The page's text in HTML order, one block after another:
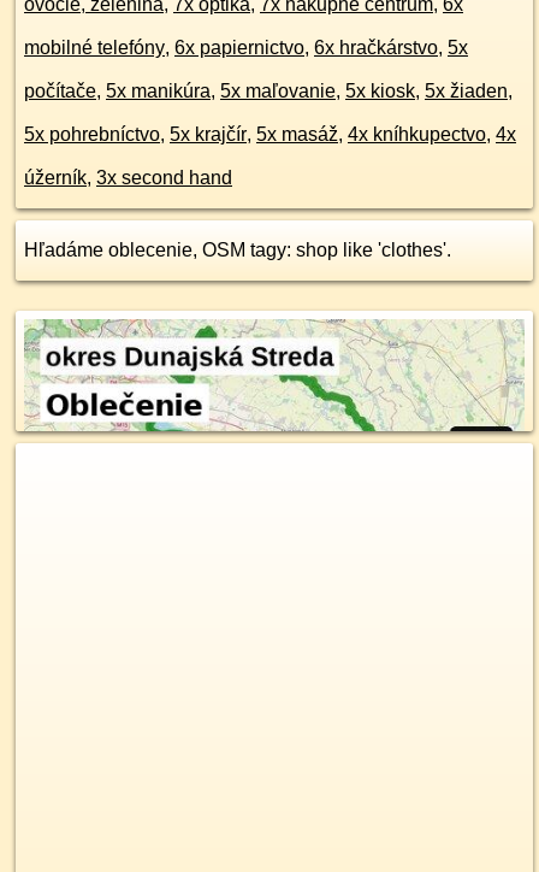
ovocie, zelenina, 7x optika, 7x nákupné centrum, 6x
mobilné telefóny, 6x papiernictvo, 6x hračkárstvo, 5x
počítače, 5x manikúra, 5x maľovanie, 5x kiosk, 5x žiaden,
5x pohrebníctvo, 5x krajčír, 5x masáž, 4x kníhkupectvo, 4x
úžerník, 3x second hand
Hľadáme oblecenie, OSM tagy: shop like 'clothes'.